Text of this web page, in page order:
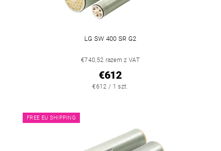
LG SW 400 SR G2
€740,52 razem z VAT
€612
€612 / 1 szt.
FREE EU SHIPPING